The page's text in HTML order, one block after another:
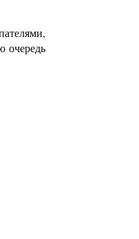
очередь